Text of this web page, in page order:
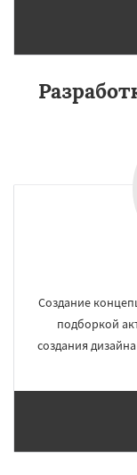
Создание
подборкой
создания